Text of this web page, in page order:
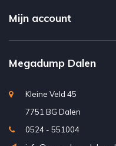
Mijn account
Megadump Dalen
Kleine Veld 45
7751 BG Dalen
0524 - 551004